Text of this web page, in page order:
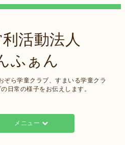
活動法人
ふぁん
ぞら学童クラブ、すまいる学童クラ
日常の様子をお伝えします。
メニュー